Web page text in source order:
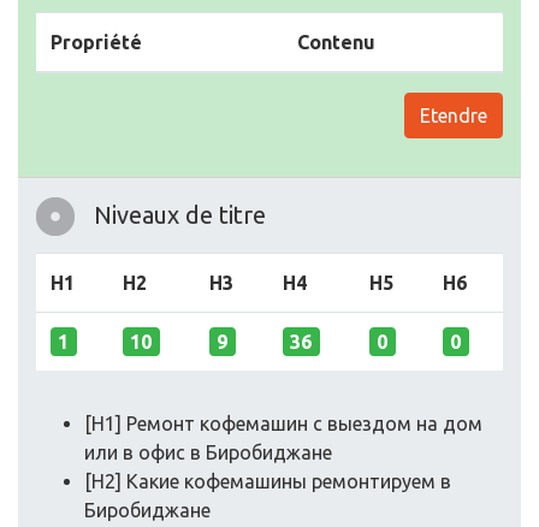
Propriété Contenu
Etendre
Niveaux de titre
H1 H2 H3 H4 H5 H6
1 10 9 36 0 0
[H1] Ремонт кофемашин с выездом на дом
или в офис в Биробиджане
[H2] Какие кофемашины ремонтируем в
Биробиджане